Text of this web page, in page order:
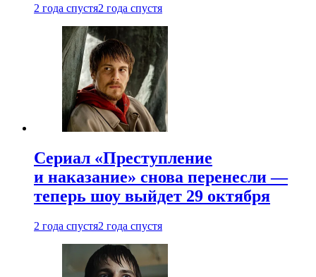
2 года спустя2 года спустя
Сериал «Преступление
и наказание» снова перенесли —
теперь шоу выйдет 29 октября
2 года спустя2 года спустя